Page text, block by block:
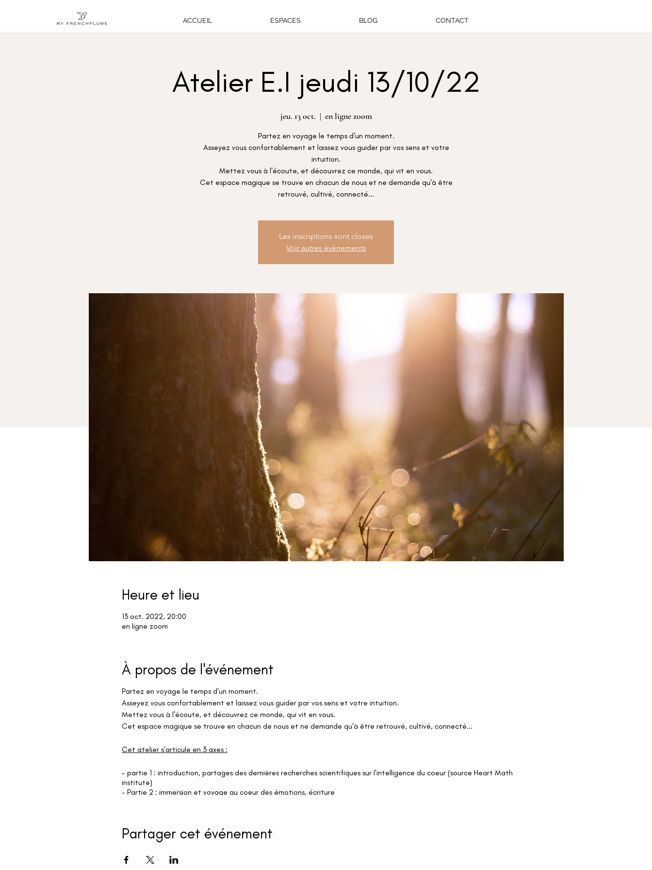
ACCUEIL ESPACES BLOG CONTACT
Atelier E.I jeudi 13/10/22
jeu. 13 oct.
  |
en ligne zoom
Partez en voyage le temps d'un moment.
Asseyez vous confortablement et laissez vous guider par vos sens et votre
intuition.
Mettez vous à l'écoute, et découvrez ce monde, qui vit en vous.
Cet espace magique se trouve en chacun de nous et ne demande qu'à être
Les inscriptions sont closes
Voir autres événements
Heure et lieu
13 oct. 2022, 20:00
en ligne zoom
À propos de l'événement
Partez en voyage le temps d'un moment.
Asseyez vous confortablement et laissez vous guider par vos sens et votre intuition.
Mettez vous à l'écoute, et découvrez ce monde, qui vit en vous.
Cet espace magique se trouve en chacun de nous et ne demande qu'à être retrouvé, cultivé, connecté...
Cet atelier s'articule en 3 axes :
- partie 1 : introduction, partages des dernières recherches scientifiques sur l'intelligence du coeur (source Heart Math
institute)
- Partie 2 : immersion et voyage au coeur des émotions, écriture
Ainsi, il vous aidera à
prendre confiance en vous
Partager cet événement